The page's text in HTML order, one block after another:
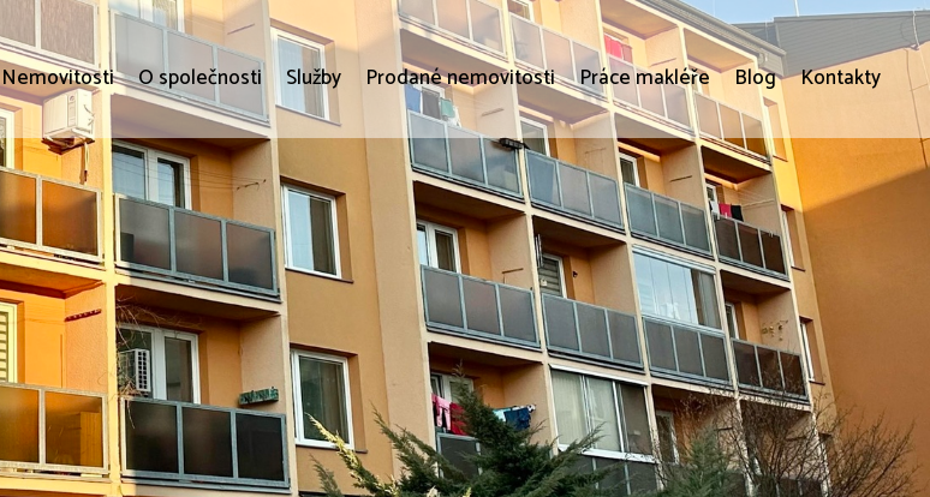
Nemovitosti O společnosti Služby Prodané nemovitosti Práce makléře Blog Kontakty